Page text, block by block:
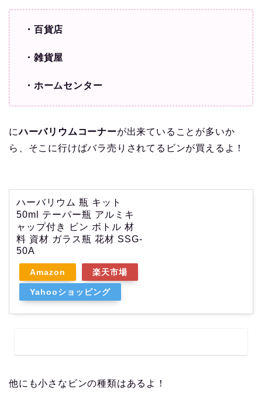
・百貨店
・雑貨屋
・ホームセンター
にハーバリウムコーナーが出来ていることが多いか
ら、そこに行けばバラ売りされてるビンが買えるよ！
ハーバリウム 瓶 キット
50ml テーパー瓶 アルミキ
ャップ付き ビン ボトル 材
料 資材 ガラス瓶 花材 SSG-
50A
Amazon 楽天市場
Yahooショッピング
他にも小さなビンの種類はあるよ！